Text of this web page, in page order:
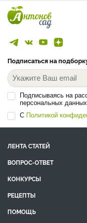
Подписаться на
Подписываясь на
персональных
С Политикой
ЛЕНТА СТАТЕЙ
ВОПРОС-ОТВЕТ
КОНКУРСЫ
РЕЦЕПТЫ
ПОМОЩЬ